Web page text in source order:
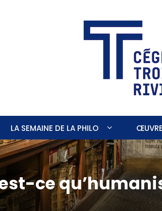
LA SEMAINE DE LA PHILO
ce